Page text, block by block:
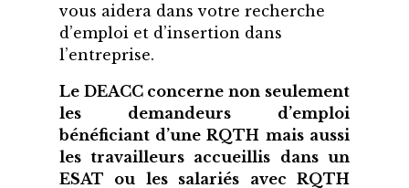
vous aidera dans votre recherche
d’emploi et d’insertion dans
l’entreprise.
Le DEACC concerne non seulement
les demandeurs d’emploi
bénéficiant d’une RQTH mais aussi
les travailleurs accueillis dans un
ESAT ou les salariés avec RQTH